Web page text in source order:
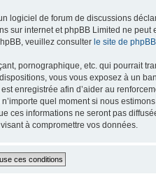
logiciel de forum de discussions
sur internet et phpBB Limited ne
veuillez consulter le site de phpBB
pornographique, etc. qui pourrait
vous vous exposez à un
enregistrée afin d’aider au
quel moment si nous
informations ne seront pas
à compromettre vos données.